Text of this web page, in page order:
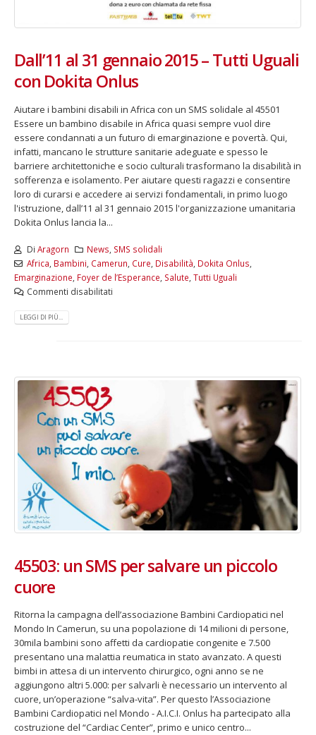
Dall’11 al 31 gennaio 2015 – Tutti Uguali
con Dokita Onlus
Aiutare i bambini disabili in Africa con un SMS solidale al 45501
Essere un bambino disabile in Africa quasi sempre vuol dire
essere condannati a un futuro di emarginazione e povertà. Qui,
infatti, mancano le strutture sanitarie adeguate e spesso le
barriere architettoniche e socio culturali trasformano la disabilità in
sofferenza e isolamento. Per aiutare questi ragazzi e consentire
loro di curarsi e accedere ai servizi fondamentali, in primo luogo
l'istruzione, dall’11 al 31 gennaio 2015 l'organizzazione umanitaria
Dokita Onlus lancia la...
Di Aragorn News, SMS solidali
Africa, Bambini, Camerun, Cure, Disabilità, Dokita Onlus,
Emarginazione, Foyer de l’Esperance, Salute, Tutti Uguali
Commenti disabilitati
LEGGI DI PIÙ...
45503: un SMS per salvare un piccolo
cuore
Ritorna la campagna dell’associazione Bambini Cardiopatici nel
Mondo In Camerun, su una popolazione di 14 milioni di persone,
30mila bambini sono affetti da cardiopatie congenite e 7.500
presentano una malattia reumatica in stato avanzato. A questi
bimbi in attesa di un intervento chirurgico, ogni anno se ne
aggiungono altri 5.000: per salvarli è necessario un intervento al
cuore, un’operazione “salva-vita”. Per questo l’Associazione
Bambini Cardiopatici nel Mondo - A.I.C.I. Onlus ha partecipato alla
costruzione del “Cardiac Center”, primo e unico centro...